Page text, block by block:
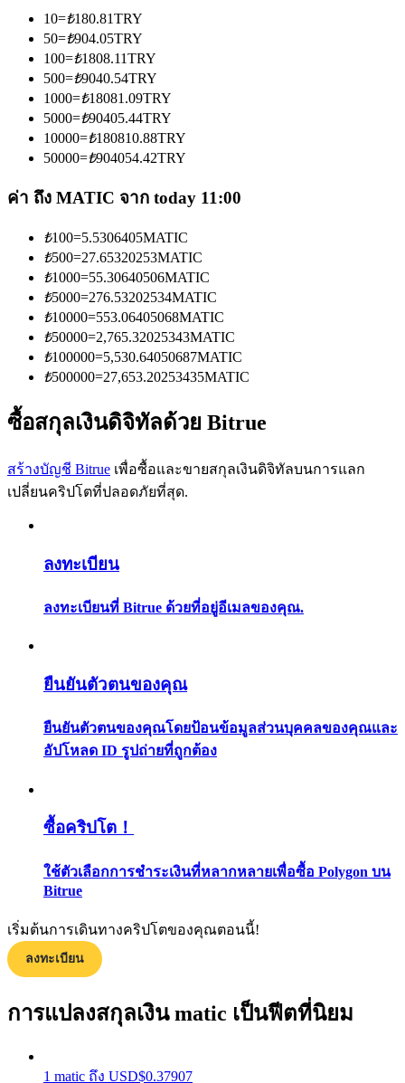
เพลิดเพลินกับการแบ่งปันผลกำไรและค่าคอมมิชชั่นการคัด
ลอกการซื้อขาย
ข้อมูล
การวิเคราะห์ข้อมูลขนาดใหญ่ รวมถึงข้อมูลการค้า ฯลฯ
แนะนำ
เรียนรู้วิธีการรักษาผลกำไร
10=₺180.81TRY
50=₺904.05TRY
100=₺1808.11TRY
500=₺9040.54TRY
1000=₺18081.09TRY
5000=₺90405.44TRY
10000=₺180810.88TRY
50000=₺904054.42TRY
ค่า ถึง MATIC จาก today 11:00
₺100=5.5306405MATIC
₺500=27.65320253MATIC
₺1000=55.30640506MATIC
₺5000=276.53202534MATIC
₺10000=553.06405068MATIC
₺50000=2,765.32025343MATIC
₺100000=5,530.64050687MATIC
₺500000=27,653.20253435MATIC
ซื้อสกุลเงินดิจิทัลด้วย Bitrue
สร้างบัญชี Bitrue เพื่อซื้อและขายสกุลเงินดิจิทัลบนการแลก
เปลี่ยนคริปโตที่ปลอดภัยที่สุด.
ลงทะเบียน
ลงทะเบียนที่ Bitrue ด้วยที่อยู่อีเมลของคุณ.
ยืนยันตัวตนของคุณ
ยืนยันตัวตนของคุณโดยป้อนข้อมูลส่วนบุคคลของคุณและ
อัปโหลด ID รูปถ่ายที่ถูกต้อง
ซื้อคริปโต！
ใช้ตัวเลือกการชำระเงินที่หลากหลายเพื่อซื้อ Polygon บน
Bitrue
เริ่มต้นการเดินทางคริปโตของคุณตอนนี้!
ลงทะเบียน
การแปลงสกุลเงิน matic เป็นฟีตที่นิยม
1 matic ถึง USD$0.37907